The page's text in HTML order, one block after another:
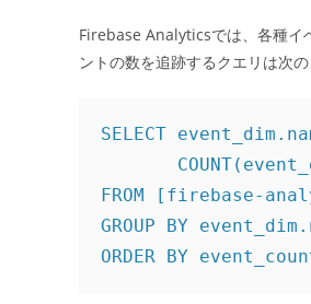
Firebase Analyticsでは、各種イ
ントの数を追跡するクエリは次の
SELECT
FROM [firebase-
GROUP BY
ORDER BY